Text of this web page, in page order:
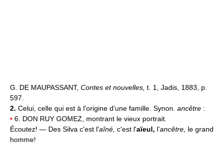
G. DE MAUPASSANT, Contes et nouvelles, t. 1, Jadis, 1883, p.
597.
2. Celui, celle qui est à l'origine d'une famille. Synon. ancêtre :
• 6. DON RUY GOMEZ, montrant le vieux portrait.
Écoutez! — Des Silva c'est l'aîné, c'est l'aïeul, l'ancêtre, le grand
homme!